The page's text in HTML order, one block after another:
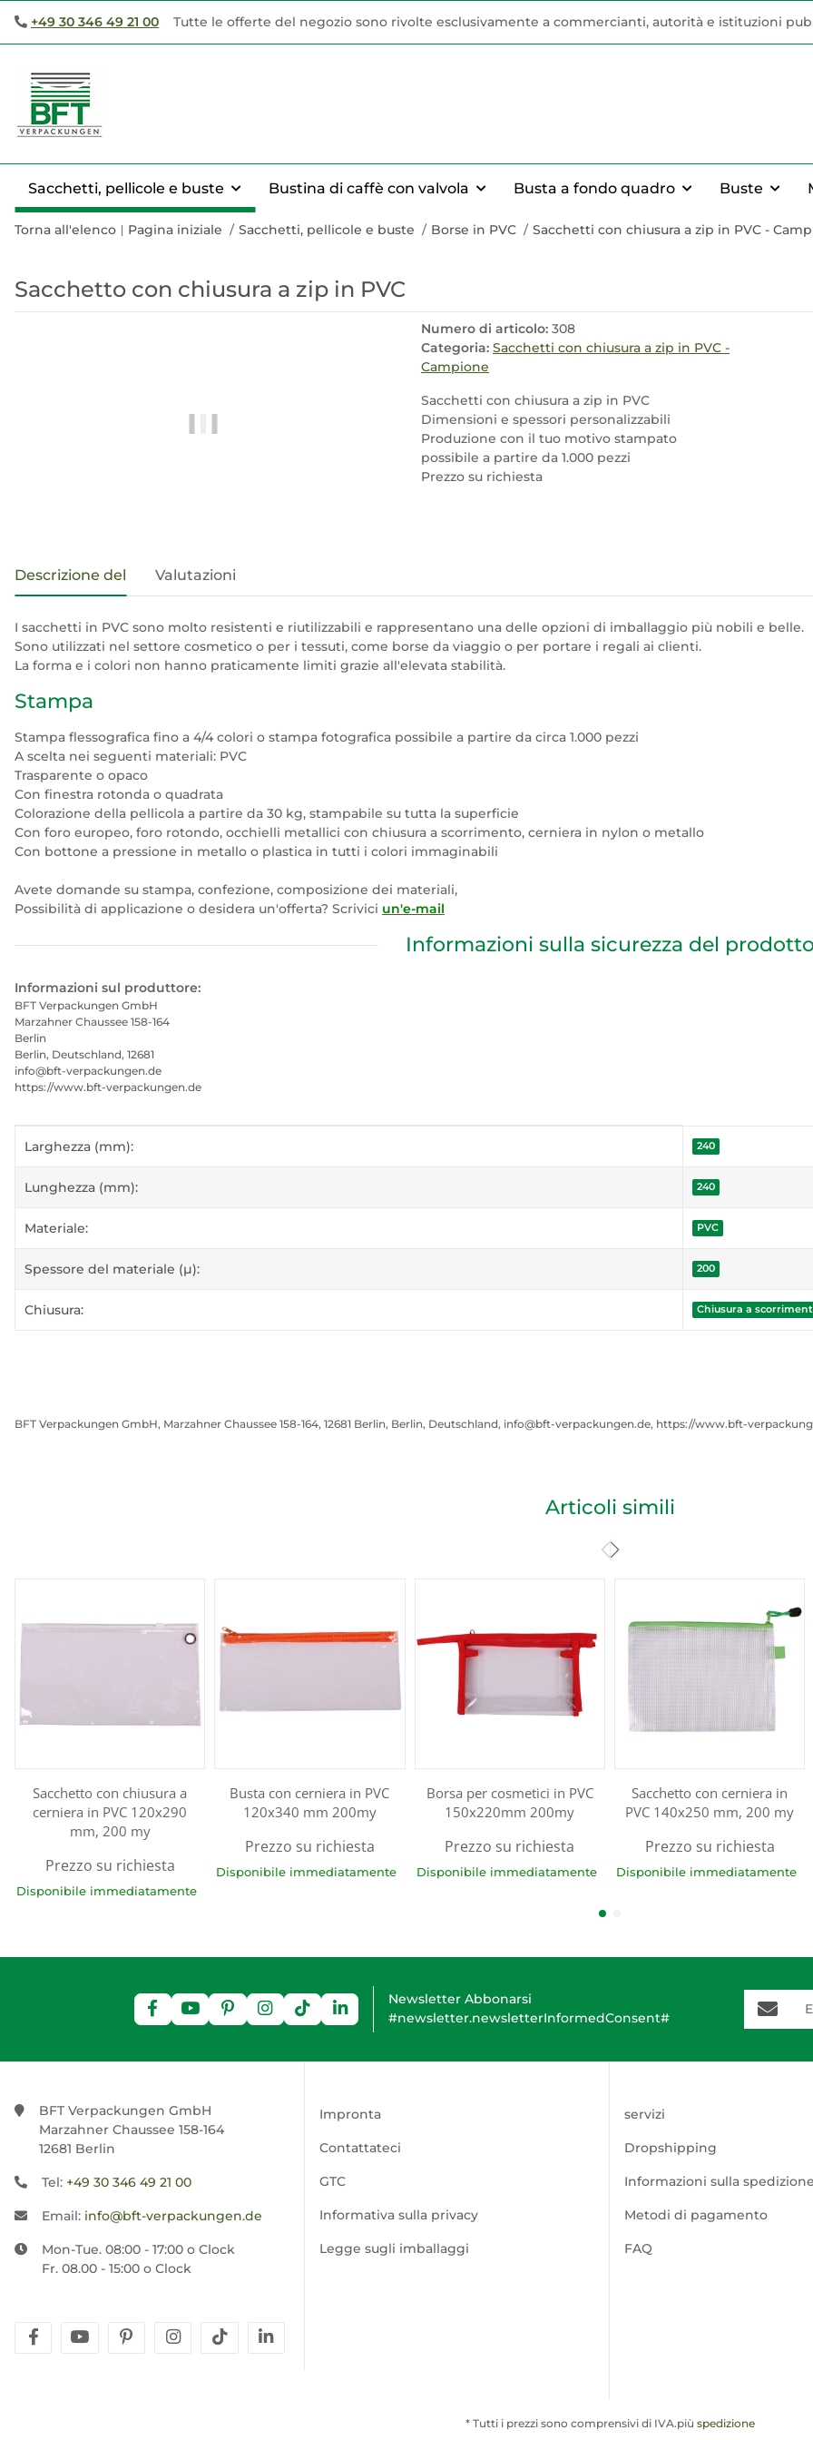
+49 30 346 49 21 00 Tutte le offerte del negozio sono rivolte esclusivamente a commercianti, autorità e istituzioni
Sacchetti, pellicole e buste Bustina di caffè con valvola Busta a fondo quadro Buste
Torna all'elenco Pagina iniziale Sacchetti, pellicole e buste Borse in PVC Sacchetti con chiusura a zip in PVC -
Sacchetto con chiusura a zip in PVC
Numero di articolo: 308
Categoria: Sacchetti con chiusura a zip in PVC -
Campione
Sacchetti con chiusura a zip in PVC
Dimensioni e spessori personalizzabili
Produzione con il tuo motivo stampato
possibile a partire da 1.000 pezzi
Prezzo su richiesta
Descrizione del Valutazioni
I sacchetti in PVC sono molto resistenti e riutilizzabili e rappresentano una delle opzioni di imballaggio più nobili e belle.
Sono utilizzati nel settore cosmetico o per i tessuti, come borse da viaggio o per portare i regali ai clienti.
La forma e i colori non hanno praticamente limiti grazie all'elevata stabilità.
Stampa
Stampa flessografica fino a 4/4 colori o stampa fotografica possibile a partire da circa 1.000 pezzi
A scelta nei seguenti materiali: PVC
Trasparente o opaco
Con finestra rotonda o quadrata
Colorazione della pellicola a partire da 30 kg, stampabile su tutta la superficie
Con foro europeo, foro rotondo, occhielli metallici con chiusura a scorrimento, cerniera in nylon o metallo
Con bottone a pressione in metallo o plastica in tutti i colori immaginabili
Avete domande su stampa, confezione, composizione dei materiali,
Possibilità di applicazione o desidera un'offerta? Scrivici un'e-mail
Informazioni sulla sicurezza del
Informazioni sul produttore:
BFT Verpackungen GmbH
Marzahner Chaussee 158-164
Berlin
Berlin, Deutschland, 12681
info@bft-verpackungen.de
https://www.bft-verpackungen.de
#productDetails.itemInformation#
#productDetails.itemValue#
Larghezza (mm): 240
Lunghezza (mm): 240
Materiale: PVC
Spessore del materiale (µ): 200
Chiusura: Chiusura a
BFT Verpackungen GmbH, Marzahner Chaussee 158-164, 12681 Berlin, Berlin, Deutschland, info@bft-verpackungen.de, https://www.bft-
Articoli simili
Sacchetto con chiusura a
cerniera in PVC 120x290
mm, 200 my
Prezzo su richiesta
Disponibile immediatamente
Busta con cerniera in PVC
120x340 mm 200my
Prezzo su richiesta
Disponibile immediatamente
Borsa per cosmetici in PVC
150x220mm 200my
Prezzo su richiesta
Disponibile immediatamente
Sacchetto con cerniera in
PVC 140x250 mm, 200 my
Prezzo su richiesta
Disponibile immediatamente
Newsletter Abbonarsi
#newsletter.newsletterInformedConsent#
E-Mail-
BFT Verpackungen GmbH
Marzahner Chaussee 158-164
12681 Berlin
Tel: +49 30 346 49 21 00
Email: info@bft-verpackungen.de
Mon-Tue. 08:00 - 17:00 o Clock
Fr. 08.00 - 15:00 o Clock
facebookyoutubepinterestinstagram
tiktok
Impronta
Contattateci
GTC
Informativa sulla privacy
Legge sugli imballaggi
servizi
Dropshipping
Informazioni sulla
Metodi di pagamento
FAQ
* Tutti i prezzi sono comprensivi di IVA.più spedizione